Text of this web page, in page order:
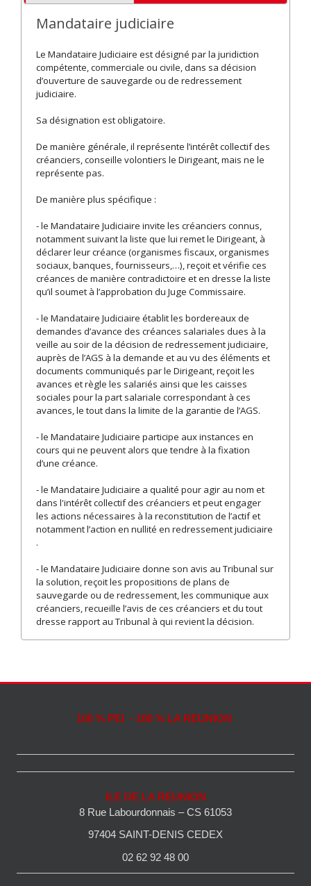
Mandataire judiciaire
Le Mandataire Judiciaire est désigné par la juridiction
compétente, commerciale ou civile, dans sa décision
d’ouverture de sauvegarde ou de redressement
judiciaire.
Sa désignation est obligatoire.
De manière générale, il représente l’intérêt collectif des
créanciers, conseille volontiers le Dirigeant, mais ne le
représente pas.
De manière plus spécifique :
- le Mandataire Judiciaire invite les créanciers connus,
notamment suivant la liste que lui remet le Dirigeant, à
déclarer leur créance (organismes fiscaux, organismes
sociaux, banques, fournisseurs,…), reçoit et vérifie ces
créances de manière contradictoire et en dresse la liste
qu’il soumet à l’approbation du Juge Commissaire.
- le Mandataire Judiciaire établit les bordereaux de
demandes d’avance des créances salariales dues à la
veille au soir de la décision de redressement judiciaire,
auprès de l’AGS à la demande et au vu des éléments et
documents communiqués par le Dirigeant, reçoit les
avances et règle les salariés ainsi que les caisses
sociales pour la part salariale correspondant à ces
avances, le tout dans la limite de la garantie de l’AGS.
- le Mandataire Judiciaire participe aux instances en
cours qui ne peuvent alors que tendre à la fixation
d’une créance.
- le Mandataire Judiciaire a qualité pour agir au nom et
dans l'intérêt collectif des créanciers et peut engager
les actions nécessaires à la reconstitution de l’actif et
notamment l’action en nullité en redressement judiciaire
.
- le Mandataire Judiciaire donne son avis au Tribunal sur
la solution, reçoit les propositions de plans de
sauvegarde ou de redressement, les communique aux
créanciers, recueille l’avis de ces créanciers et du tout
dresse rapport au Tribunal à qui revient la décision.
100 % PEI - 100 % LA REUNION
ILE DE LA REUNION
8 Rue Labourdonnais – CS 61053
97404 SAINT-DENIS CEDEX
02 62 92 48 00